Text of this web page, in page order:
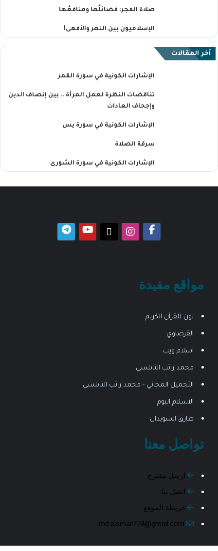
صلاة الفجر: فضائلُها ومنافعُها
الإسلاميون بين النهر والأفعى!
آخر المقالات
الإشارات الكونية في سورة القمر
تناقضات النظرة لعمل المرأة .. بين إنصاف الدين
وإجحاف العادات
الإشارات الكونية في سورة يس
سرقة الصلاة
الإشارات الكونية في سورة الشورى
مواقع مفيدة
نون للقرآن الكريم
القرضاوي
اسلام ويب
محمد راتب النابلسي
التحميل المجاني - محمد راتب النابلسي
الاسلام اليوم
طارق السويدان
تواصل معنا
ارسل مقترح
اتصل بنا
خريطة الموقع
md.aismail774@gmail.com